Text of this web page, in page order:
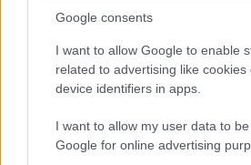
Google consents
I want to allow Google to enable
related to advertising like cookies
device identifiers in apps.
I want to allow my user data to
Google for online advertising
Στην ανάρτησή της
ευγνωμοσύνη για όσα έχει
σήμερα, τονίζοντας ότι η
κόσμου της δίνει τη δύναμη